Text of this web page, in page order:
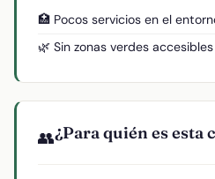
🏥 Pocos servicios en el
🌿 Sin zonas verdes accesibles
👥¿Para quién es esta